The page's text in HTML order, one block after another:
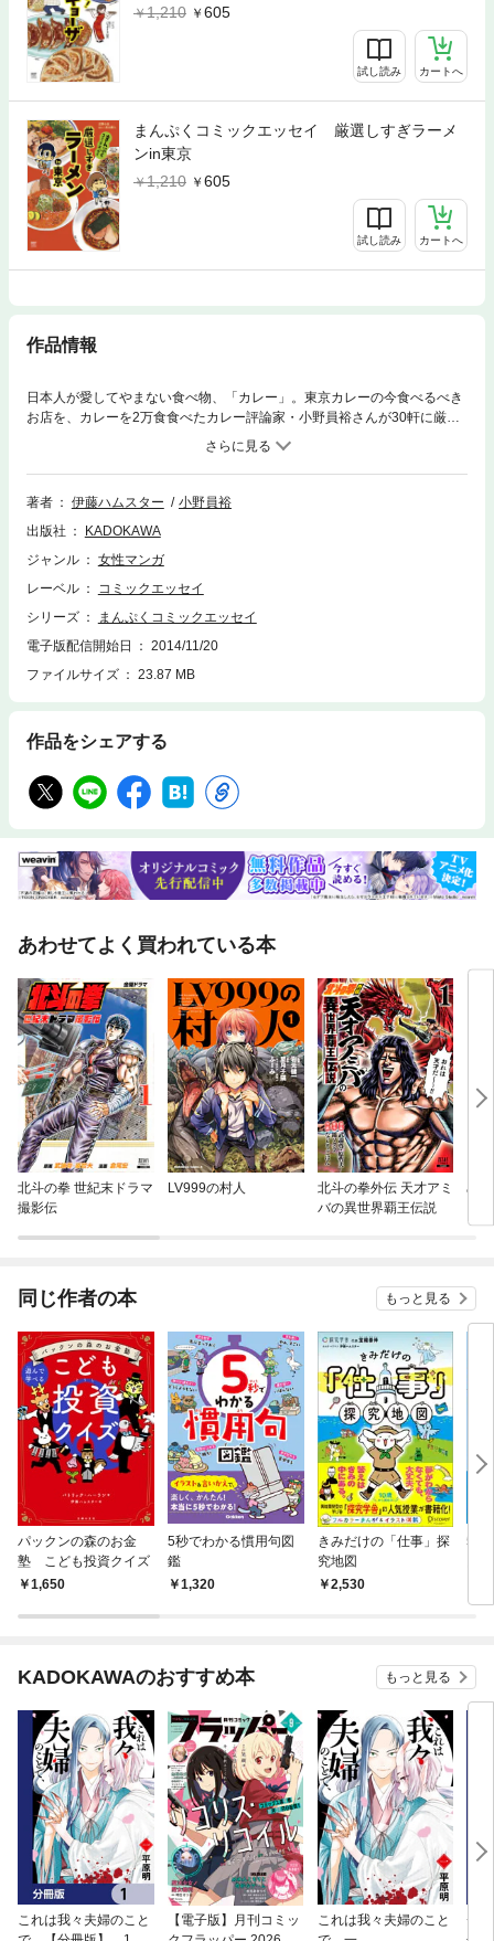
1,210
605
試し読み カートへ
まんぷくコミックエッセイ 厳選しすぎラーメ
ンin東京
1,210
605
試し読み カートへ
作品情報
日本人が愛してやまない食べ物、「カレー」。東京カレーの今食べるべき
お店を、カレーを2万食食べたカレー評論家・小野員裕さんが30軒に厳
選！カレーにまつわる逸話も盛り沢山！大満足のカレー食べ歩きコミッ
著者 伊藤ハムスター
小野員裕
出版社
KADOKAWA
ジャンル
女性マンガ
レーベル
コミックエッセイ
シリーズ
まんぷくコミックエッセイ
電子版配信開始日
2014/11/20
ファイルサイズ
23.87 MB
作品をシェアする
あわせてよく買われている本
北斗の拳 世紀末ドラマ
撮影伝
LV999の村人
北斗の拳外伝 天才アミ
バの異世界覇王伝説
め
同じ作者の本 もっと見る
パックンの森のお金
塾 こども投資クイズ
1,650
5秒でわかる慣用句図
鑑
1,320
きみだけの「仕事」探
究地図
2,530
5秒
KADOKAWAのおすすめ本 もっと見る
これは我々夫婦のこと
【電子版】月刊コミッ
これは我々夫婦のこと
チ